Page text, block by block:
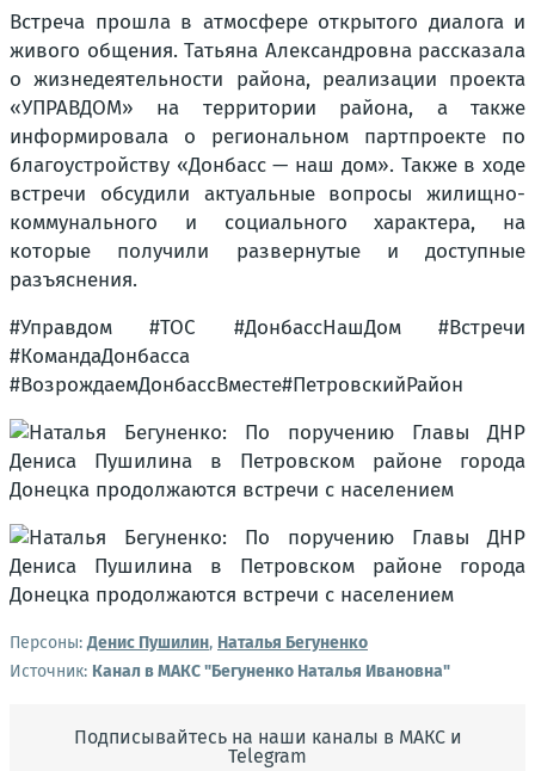
Встреча прошла в атмосфере открытого диалога и
живого общения. Татьяна Александровна рассказала
о жизнедеятельности района, реализации проекта
«УПРАВДОМ» на территории района, а также
информировала о региональном партпроекте по
благоустройству «Донбасс — наш дом». Также в ходе
встречи обсудили актуальные вопросы жилищно-
коммунального и социального характера, на
которые получили развернутые и доступные
разъяснения.
#Управдом #ТОС #ДонбассНашДом #Встречи
#КомандаДонбасса
#ВозрождаемДонбассВместе#ПетровскийРайон
Персоны: Денис Пушилин, Наталья Бегуненко
Источник: Канал в МАКС "Бегуненко Наталья Ивановна"
Подписывайтесь на наши каналы в МАКС и
Telegram